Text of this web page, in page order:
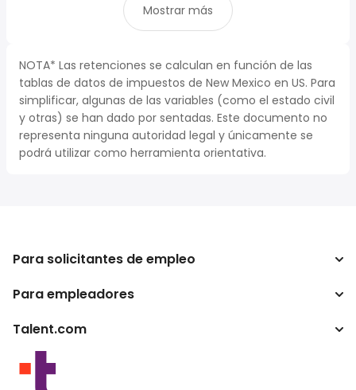
Mostrar más
NOTA* Las retenciones se calculan en función de las
tablas de datos de impuestos de New Mexico en US. Para
simplificar, algunas de las variables (como el estado civil
y otras) se han dado por sentadas. Este documento no
representa ninguna autoridad legal y únicamente se
podrá utilizar como herramienta orientativa.
Para solicitantes de empleo
Buscador de trabajo
Conversor de salario
Para empleadores
Empresa
Programas para publishers
Talent.com
Otros países